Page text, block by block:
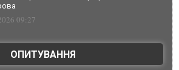
09:27
ОПИТУВАННЯ